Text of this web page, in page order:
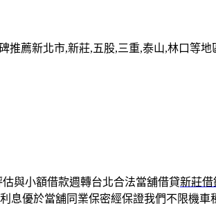
薦新北市,新莊,五股,三重,泰山,林口等地
與小額借款週轉台北合法當舖借貸新莊借
利息優於當舖同業保密經保證我們不限機車